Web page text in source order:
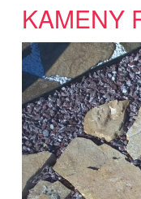
KAMENY